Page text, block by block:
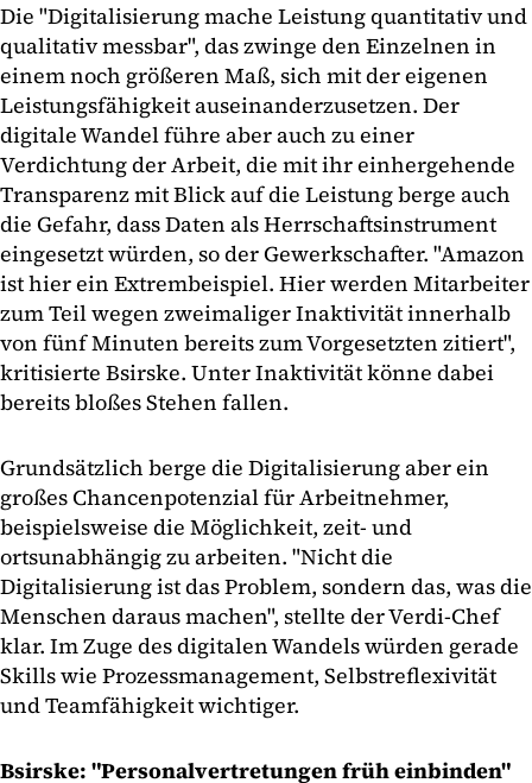
Die "Digitalisierung mache Leistung quantitativ und
qualitativ messbar", das zwinge den Einzelnen in
einem noch größeren Maß, sich mit der eigenen
Leistungsfähigkeit auseinanderzusetzen. Der
digitale Wandel führe aber auch zu einer
Verdichtung der Arbeit, die mit ihr einhergehende
Transparenz mit Blick auf die Leistung berge auch
die Gefahr, dass Daten als Herrschaftsinstrument
eingesetzt würden, so der Gewerkschafter. "Amazon
ist hier ein Extrembeispiel. Hier werden Mitarbeiter
zum Teil wegen zweimaliger Inaktivität innerhalb
von fünf Minuten bereits zum Vorgesetzten zitiert",
kritisierte Bsirske. Unter Inaktivität könne dabei
bereits bloßes Stehen fallen.
Grundsätzlich berge die Digitalisierung aber ein
großes Chancenpotenzial für Arbeitnehmer,
beispielsweise die Möglichkeit, zeit- und
ortsunabhängig zu arbeiten. "Nicht die
Digitalisierung ist das Problem, sondern das, was die
Menschen daraus machen", stellte der Verdi-Chef
klar. Im Zuge des digitalen Wandels würden gerade
Skills wie Prozessmanagement, Selbstreflexivität
und Teamfähigkeit wichtiger.
Bsirske: "Personalvertretungen früh einbinden"